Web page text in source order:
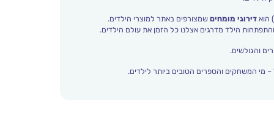
הוא דירוגי מומחיםשמצורפים באתר למוצרי הילדים.
והגולשים.
מי המשחקים והספרים הטובים ביותר לילדים.